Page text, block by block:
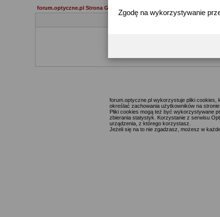
Zgodę na wykorzystywanie
forum.optyczne.pl Strona Główna
forum.optyczne.pl wykorzystuje pliki cookies,
określać zachowania użytkowników na
Pliki cookies mogą też być wykorzystywane
zbierania statystyk. Korzystanie z serwisu
urządzenia, z którego korzystasz.
Jeżeli się na to nie zgadzasz, możesz w